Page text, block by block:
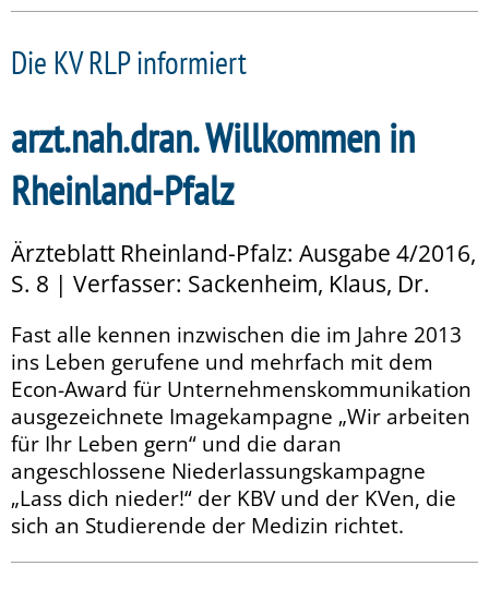
Die KV RLP informiert
arzt.nah.dran. Willkommen in
Rheinland-Pfalz
Ärzteblatt Rheinland-Pfalz: Ausgabe 4/2016,
S. 8 | Verfasser: Sackenheim, Klaus, Dr.
Fast alle kennen inzwischen die im Jahre 2013
ins Leben gerufene und mehrfach mit dem
Econ-Award für Unternehmenskommunikation
ausgezeichnete Imagekampagne „Wir arbeiten
für Ihr Leben gern“ und die daran
angeschlossene Niederlassungskampagne
„Lass dich nieder!“ der KBV und der KVen, die
sich an Studierende der Medizin richtet.